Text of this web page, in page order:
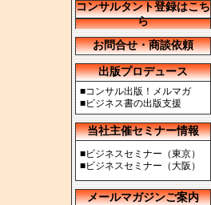
コンサルタント登録はこち
ら
お問合せ・商談依頼
出版プロデュース
■コンサル出版！メルマガ
■ビジネス書の出版支援
当社主催セミナー情報
■ビジネスセミナー（東京）
■ビジネスセミナー（大阪）
メールマガジンご案内